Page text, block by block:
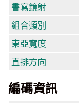
書寫鏡射
組合類別
東亞寬度
直排方向
編碼資訊